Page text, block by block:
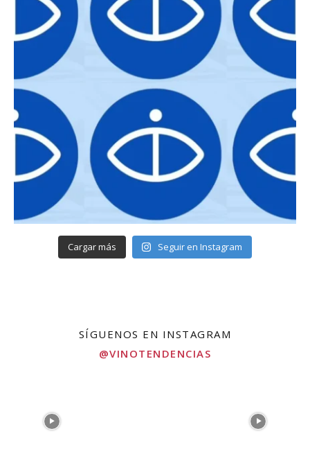
Cargar más Seguir en Instagram
SÍGUENOS EN INSTAGRAM
@VINOTENDENCIAS